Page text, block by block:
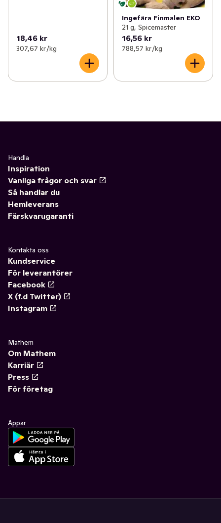
18,46 kr
307,67 kr /kg
Ingefära Finmalen EKO
21 g, Spicemaster
16,56 kr
788,57 kr /kg
Handla
Inspiration
Vanliga frågor och svar
Så handlar du
Hemleverans
Färskvarugaranti
Kontakta oss
Kundservice
För leverantörer
Facebook
X (f.d Twitter)
Instagram
Mathem
Om Mathem
Karriär
Press
För företag
Appar